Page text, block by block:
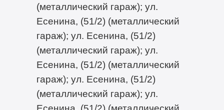
(металлический гараж); ул.
Есенина, (51/2) (металлический
гараж); ул. Есенина, (51/2)
(металлический гараж); ул.
Есенина, (51/2) (металлический
гараж); ул. Есенина, (51/2)
(металлический гараж); ул.